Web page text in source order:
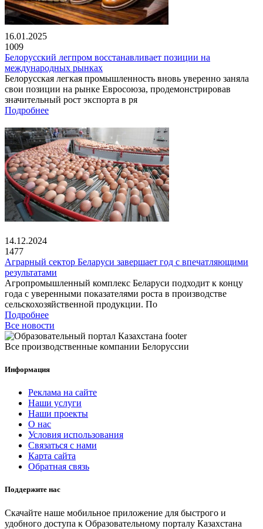
16.01.2025
1009
Белорусский легпром восстанавливает позиции на
международных рынках
Белорусская легкая промышленность вновь уверенно заняла
свои позиции на рынке Евросоюза, продемонстрировав
значительный рост экспорта в ря
Подробнее
14.12.2024
1477
Аграрный сектор Беларуси завершает год с впечатляющими
результатами
Агропромышленный комплекс Беларуси подходит к концу
года с уверенными показателями роста в производстве
сельскохозяйственной продукции. По
Подробнее
Все новости
Все производственные компании Белоруссии
Информация
Реклама на сайте
Наши услуги
Наши проекты
О нас
Условия использования
Связаться с нами
Карта сайта
Обратная связь
Поддержите нас
Скачайте наше мобильное приложение для быстрого и
удобного доступа к Образовательному порталу Казахстана